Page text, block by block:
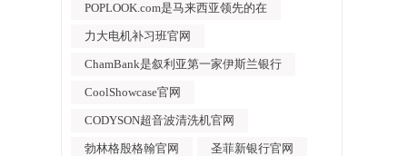
POPLOOK.com是马来西亚领先的在
力大电机补习班官网
ChamBank是叙利亚第一家伊斯兰银行
CoolShowcase官网
CODYSON超音波清洗机官网
勃林格殷格翰官网 圣菲新银行官网